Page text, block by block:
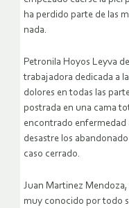
ha perdido parte de las
nada.
Petronila Hoyos Leyva
trabajadora dedicada a
dolores en todas las
postrada en una cama
encontrado enfermedad
desastre los
caso cerrado.
Juan Martinez
muy conocido por todo